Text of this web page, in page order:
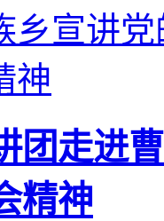
团走进
精神